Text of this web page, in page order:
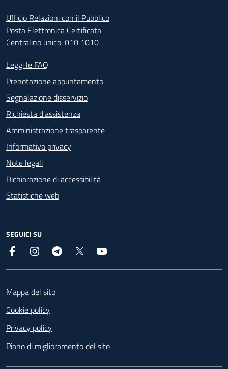
Ufficio Relazioni con il Pubblico
Posta Elettronica Certificata
Centralino unico:010 1010
Footer - Contatti
Leggi le FAQ
Prenotazione appuntamento
Segnalazione disservizio
Richiesta d'assistenza
Amministrazione trasparente
Informativa privacy
Note legali
Dichiarazione di accessibilità
Statistiche web
SEGUICI SU
Facebook InstagramTelegram
Mappa del sito
Cookie policy
Privacy policy
Piano di miglioramento del sito